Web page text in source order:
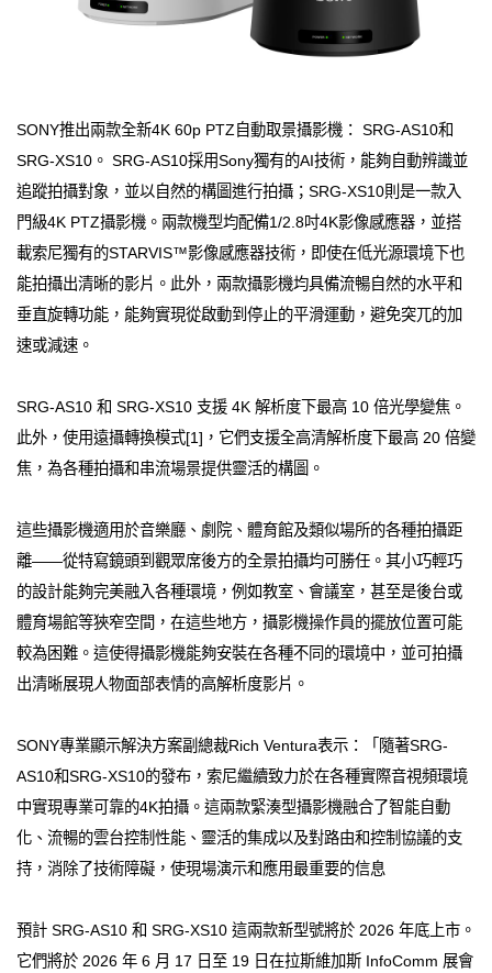
SONY推出兩款全新4K 60p PTZ自動取景攝影機： SRG-AS10和
SRG-XS10。 SRG-AS10採用Sony獨有的AI技術，能夠自動辨識並
追蹤拍攝對象，並以自然的構圖進行拍攝；SRG-XS10則是一款入
門級4K PTZ攝影機。兩款機型均配備1/2.8吋4K影像感應器，並搭
載索尼獨有的STARVIS™影像感應器技術，即使在低光源環境下也
能拍攝出清晰的影片。此外，兩款攝影機均具備流暢自然的水平和
垂直旋轉功能，能夠實現從啟動到停止的平滑運動，避免突兀的加
速或減速。
SRG-AS10 和 SRG-XS10 支援 4K 解析度下最高 10 倍光學變焦。
此外，使用遠攝轉換模式[1]，它們支援全高清解析度下最高 20 倍變
焦，為各種拍攝和串流場景提供靈活的構圖。
這些攝影機適用於音樂廳、劇院、體育館及類似場所的各種拍攝距
離——從特寫鏡頭到觀眾席後方的全景拍攝均可勝任。其小巧輕巧
的設計能夠完美融入各種環境，例如教室、會議室，甚至是後台或
體育場館等狹窄空間，在這些地方，攝影機操作員的擺放位置可能
較為困難。這使得攝影機能夠安裝在各種不同的環境中，並可拍攝
出清晰展現人物面部表情的高解析度影片。
SONY專業顯示解決方案副總裁Rich Ventura表示：「隨著SRG-
AS10和SRG-XS10的發布，索尼繼續致力於在各種實際音視頻環境
中實現專業可靠的4K拍攝。這兩款緊湊型攝影機融合了智能自動
化、流暢的雲台控制性能、靈活的集成以及對路由和控制協議的支
持，消除了技術障礙，使現場演示和應用最重要的信息
預計 SRG-AS10 和 SRG-XS10 這兩款新型號將於 2026 年底上市。
它們將於 2026 年 6 月 17 日至 19 日在拉斯維加斯 InfoComm 展會